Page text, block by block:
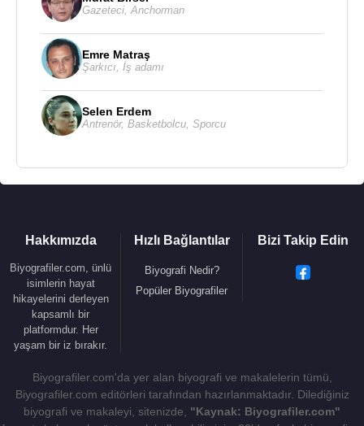
Gazeteci Anchorman
Emre Matraş
Şarkıcı İş adamı
Selen Erdem
Antrenör, Basketbolcu Sporcu
Hakkımızda
Biyografiler.com, ünlü
isimlerin hayat
hikayelerini derleyen
kapsamlı bir
platformdur. Her
yaşam bir iz bırakır.
Hızlı Bağlantılar
Biyografi Nedir?
Popüler Biyografiler
Bizi Takip Edin
Biyografiler.com'da yer alan biyografi ve makalelerin tümü,
Biyografiler.com editörleri tarafından hazırlanmaktadır. Dilediğiniz
biyografi ve makaleyi, sitenizde, "Kaynak: Biyografiler.com"